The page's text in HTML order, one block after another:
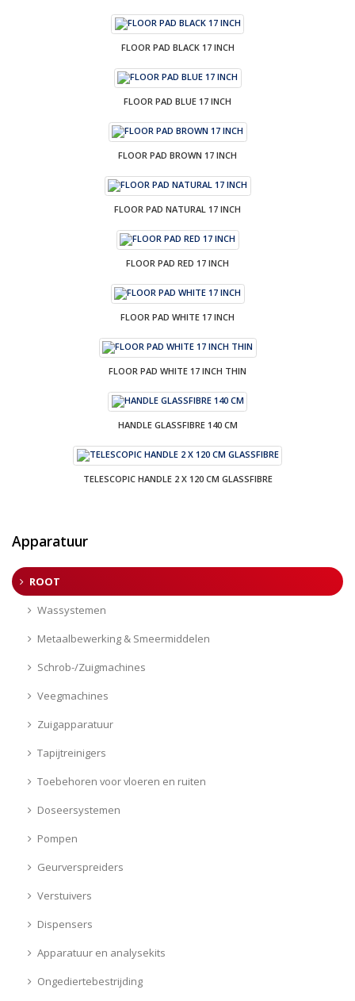
FLOOR PAD BLACK 17 INCH
FLOOR PAD BLUE 17 INCH
FLOOR PAD BROWN 17 INCH
FLOOR PAD NATURAL 17 INCH
FLOOR PAD RED 17 INCH
FLOOR PAD WHITE 17 INCH
FLOOR PAD WHITE 17 INCH THIN
HANDLE GLASSFIBRE 140 CM
TELESCOPIC HANDLE 2 X 120 CM GLASSFIBRE
Apparatuur
ROOT
Wassystemen
Metaalbewerking & Smeermiddelen
Schrob-/Zuigmachines
Veegmachines
Zuigapparatuur
Tapijtreinigers
Toebehoren voor vloeren en ruiten
Doseersystemen
Pompen
Geurverspreiders
Verstuivers
Dispensers
Apparatuur en analysekits
Ongediertebestrijding